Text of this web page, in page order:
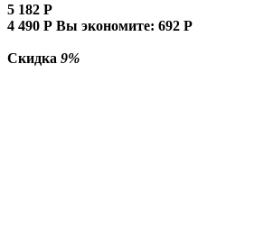
5 182 Р
4 490 Р Вы экономите: 692 Р
Скидка 9%